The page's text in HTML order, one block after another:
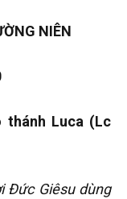
NIÊN
thánh Luca (Lc
Đức Giêsu dùng